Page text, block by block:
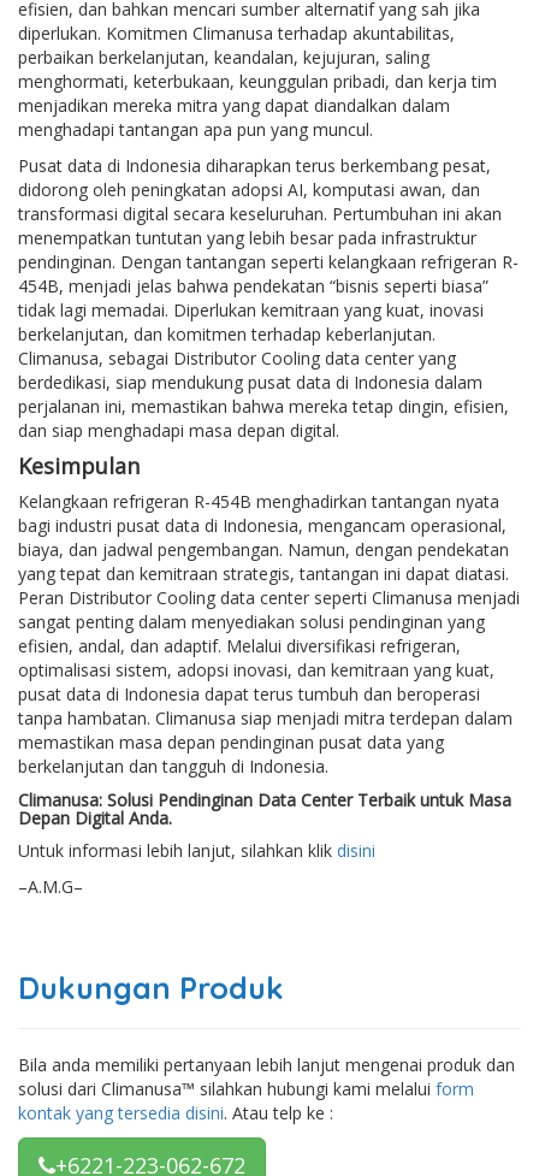
efisien, dan bahkan mencari sumber alternatif yang sah jika
diperlukan. Komitmen Climanusa terhadap akuntabilitas,
perbaikan berkelanjutan, keandalan, kejujuran, saling
menghormati, keterbukaan, keunggulan pribadi, dan kerja tim
menjadikan mereka mitra yang dapat diandalkan dalam
menghadapi tantangan apa pun yang muncul.
Pusat data di Indonesia diharapkan terus berkembang pesat,
didorong oleh peningkatan adopsi AI, komputasi awan, dan
transformasi digital secara keseluruhan. Pertumbuhan ini akan
menempatkan tuntutan yang lebih besar pada infrastruktur
pendinginan. Dengan tantangan seperti kelangkaan refrigeran R-
454B, menjadi jelas bahwa pendekatan “bisnis seperti biasa”
tidak lagi memadai. Diperlukan kemitraan yang kuat, inovasi
berkelanjutan, dan komitmen terhadap keberlanjutan.
Climanusa, sebagai Distributor Cooling data center yang
berdedikasi, siap mendukung pusat data di Indonesia dalam
perjalanan ini, memastikan bahwa mereka tetap dingin, efisien,
dan siap menghadapi masa depan digital.
Kesimpulan
Kelangkaan refrigeran R-454B menghadirkan tantangan nyata
bagi industri pusat data di Indonesia, mengancam operasional,
biaya, dan jadwal pengembangan. Namun, dengan pendekatan
yang tepat dan kemitraan strategis, tantangan ini dapat diatasi.
Peran Distributor Cooling data center seperti Climanusa menjadi
sangat penting dalam menyediakan solusi pendinginan yang
efisien, andal, dan adaptif. Melalui diversifikasi refrigeran,
optimalisasi sistem, adopsi inovasi, dan kemitraan yang kuat,
pusat data di Indonesia dapat terus tumbuh dan beroperasi
tanpa hambatan. Climanusa siap menjadi mitra terdepan dalam
memastikan masa depan pendinginan pusat data yang
berkelanjutan dan tangguh di Indonesia.
Climanusa: Solusi Pendinginan Data Center Terbaik untuk Masa
Depan Digital Anda.
Untuk informasi lebih lanjut, silahkan klik disini
–A.M.G–
Dukungan Produk
Bila anda memiliki pertanyaan lebih lanjut mengenai produk dan
solusi dari Climanusa™ silahkan hubungi kami melalui form
kontak yang tersedia disini. Atau telp ke :
+6221-223-062-672